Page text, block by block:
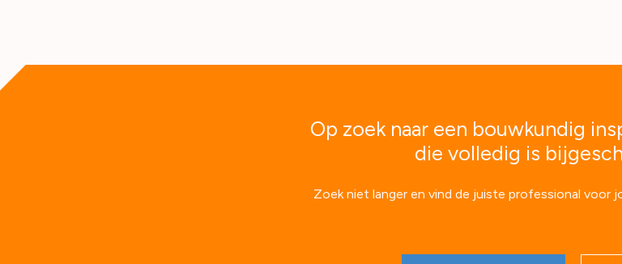
Op zoek naar een bouwkundig
die volledig is
Zoek niet langer en vind de juiste professional voor